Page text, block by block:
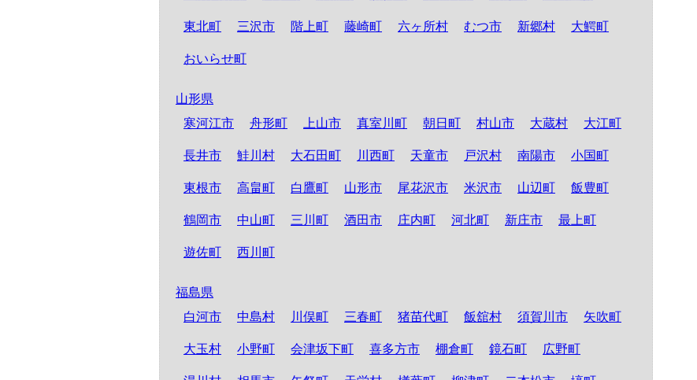
東北町 三沢市 階上町 藤崎町 六ヶ所村 むつ市 新郷村 大鰐町
おいらせ町
山形県
寒河江市
舟形町 上山市 真室川町 朝日町 村山市 大蔵村 大江町
長井市 鮭川村 大石田町 川西町 天童市 戸沢村 南陽市 小国町
東根市 高畠町 白鷹町 山形市 尾花沢市 米沢市 山辺町 飯豊町
鶴岡市 中山町 三川町 酒田市 庄内町 河北町 新庄市 最上町
遊佐町 西川町
福島県
白河市
中島村 川俣町 三春町 猪苗代町 飯舘村 須賀川市 矢吹町
大玉村 小野町 会津坂下町 喜多方市 棚倉町 鏡石町 広野町